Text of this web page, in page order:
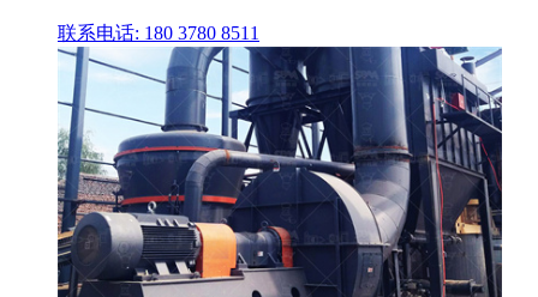
联系电话: 180 3780 8511